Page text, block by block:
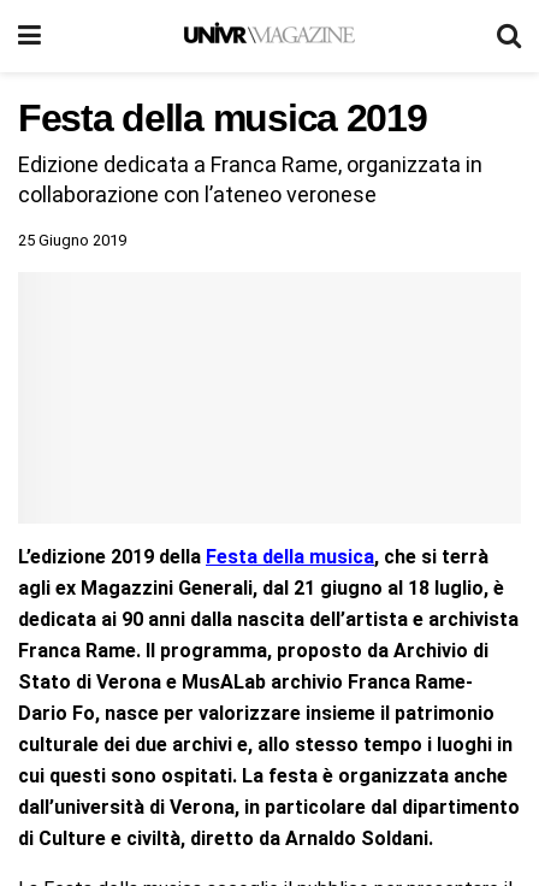
Festa della musica 2019
Edizione dedicata a Franca Rame, organizzata in
collaborazione con l’ateneo veronese
25 Giugno 2019
L’edizione 2019 della Festa della musica, che si terrà
agli ex Magazzini Generali, dal 21 giugno al 18 luglio, è
dedicata ai 90 anni dalla nascita dell’artista e archivista
Franca Rame. Il programma, proposto da Archivio di
Stato di Verona e MusALab archivio Franca Rame-
Dario Fo, nasce per valorizzare insieme il patrimonio
culturale dei due archivi e, allo stesso tempo i luoghi in
cui questi sono ospitati. La festa è organizzata anche
dall’università di Verona, in particolare dal dipartimento
di Culture e civiltà, diretto da Arnaldo Soldani.